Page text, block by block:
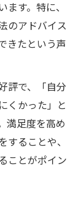
す。特に、
のアドバイス
きたという声
評で、「自分
くかった」と
満足度を高め
ることや、
ことがポイン